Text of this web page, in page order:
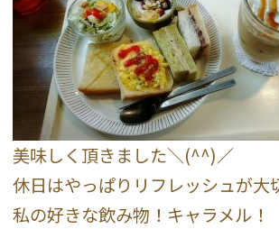
美味しく頂きました＼(^^)／
休日はやっぱりリフレッシュが大
私の好きな飲み物！キャラメル！